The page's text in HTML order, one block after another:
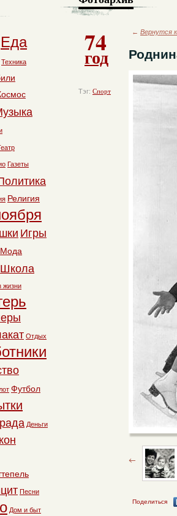
74
год
Тэг: Спорт
← Вернутся
Поделиться
Еда
Техника
Газеты
Религия
Игры
Мода
Школа
жизни
Отдых
Футбол
Деньги
Песни
Дом и быт